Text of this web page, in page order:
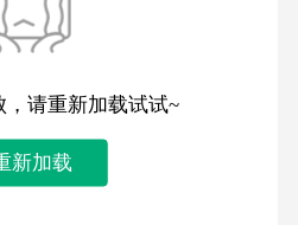
，请重新加载试试~
新加载